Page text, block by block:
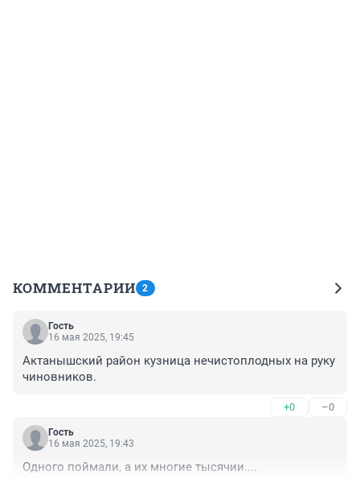
КОММЕНТАРИИ 2
Гость
16 мая 2025, 19:45
Актанышский район кузница нечистоплодных на руку
чиновников.
+0 –0
Гость
16 мая 2025, 19:43
Одного поймали, а их многие тысячии....